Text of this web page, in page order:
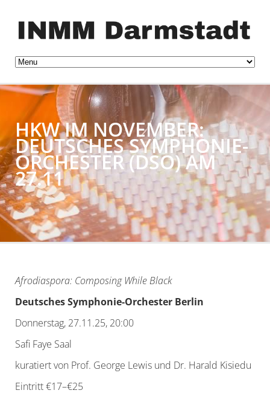
HKW IM NOVEMBER:
DEUTSCHES SYMPHONIE-
ORCHESTER (DSO) AM
27.11
Afrodiaspora: Composing While Black
Deutsches Symphonie-Orchester Berlin
Donnerstag, 27.11.25, 20:00
Safi Faye Saal
kuratiert von Prof. George Lewis und Dr. Harald Kisiedu
Eintritt €17–€25